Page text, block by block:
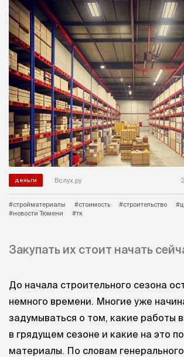
деньги Вслух.ру
#стройматериалы #стоимость #строительство
#новости Тюмени
#тк
Закупать их стоит начать
До начала строительного сезона
немного времени. Многие уже
задумываться о том, какие работы
в грядущем сезоне и какие на это
материалы. По словам